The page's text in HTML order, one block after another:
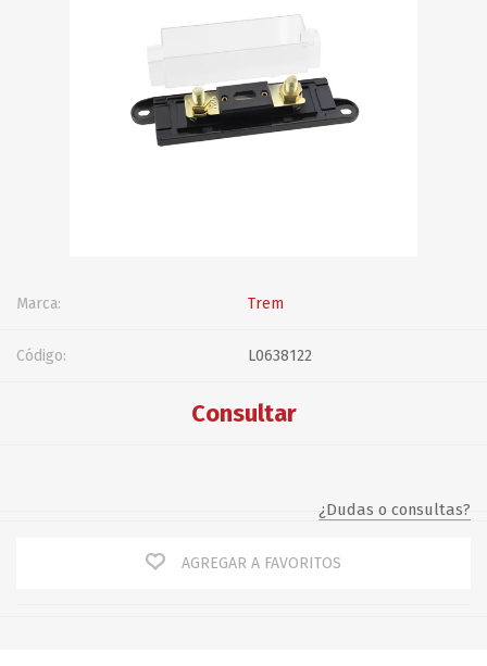
Marca: Trem
Código: L0638122
Consultar
¿Dudas o consultas?
AGREGAR A FAVORITOS